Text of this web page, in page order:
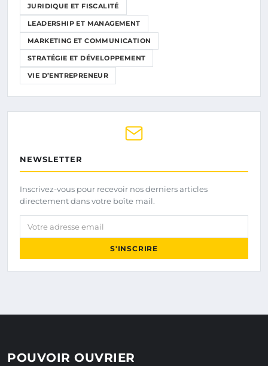
JURIDIQUE ET FISCALITÉ
LEADERSHIP ET MANAGEMENT
MARKETING ET COMMUNICATION
STRATÉGIE ET DÉVELOPPEMENT
VIE D’ENTREPRENEUR
NEWSLETTER
Inscrivez-vous pour recevoir nos derniers articles
directement dans votre boîte mail.
Votre adresse email
S'INSCRIRE
POUVOIR OUVRIER